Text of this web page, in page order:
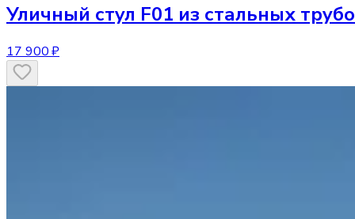
Уличный стул F01 из стальных
17 900 ₽